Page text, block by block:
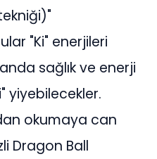
"Ki" enerjileri
sağlık ve enerji
yiyebilecekler.
okumaya can
Dragon Ball